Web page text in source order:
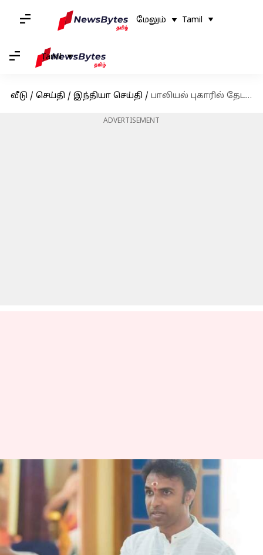
மேலும் Tamil
Tamil
வீடு / செய்தி / இந்தியா செய்தி / பாலியல் புகாரில் தேடப்பட்டு வந்த கலாக்ஷேத்ரா கல்லூரி உதவி பேராசிரியர் ஹரி பத்மன் கைது
ADVERTISEMENT
பாலியல் புகாரில்
தேடப்பட்டு வந்த
கலாக்ஷேத்ரா கல்லூரி
உதவி பேராசிரியர் ஹரி
பத்மன் கைது